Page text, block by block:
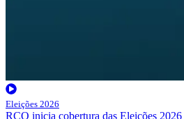
Eleições 2026
RCO inicia cobertura das Eleições